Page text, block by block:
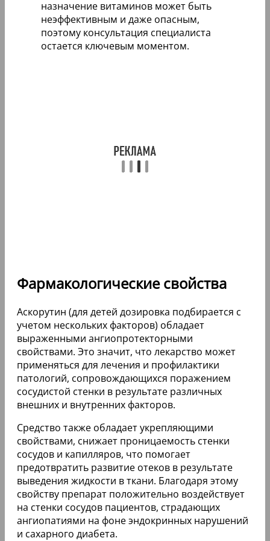
назначение витаминов может быть
неэффективным и даже опасным,
поэтому консультация специалиста
остается ключевым моментом.
Фармакологические свойства
Аскорутин (для детей дозировка подбирается с
учетом нескольких факторов) обладает
выраженными ангиопротекторными
свойствами. Это значит, что лекарство может
применяться для лечения и профилактики
патологий, сопровождающихся поражением
сосудистой стенки в результате различных
внешних и внутренних факторов.
Средство также обладает укрепляющими
свойствами, снижает проницаемость стенки
сосудов и капилляров, что помогает
предотвратить развитие отеков в результате
выведения жидкости в ткани. Благодаря этому
свойству препарат положительно воздействует
на стенки сосудов пациентов, страдающих
ангиопатиями на фоне эндокринных нарушений
и сахарного диабета.